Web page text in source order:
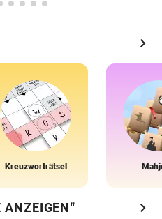
chevron_right
Kreuzworträtsel
ANZEIGEN“ chevron_right